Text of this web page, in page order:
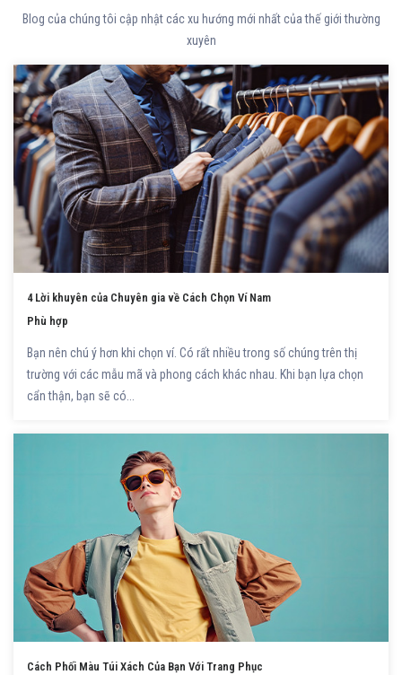
Blog của chúng tôi cập nhật các xu hướng mới nhất của thế giới thường
xuyên
4 Lời khuyên của Chuyên gia về Cách Chọn Ví Nam
Phù hợp
Bạn nên chú ý hơn khi chọn ví. Có rất nhiều trong số chúng trên thị
trường với các mẫu mã và phong cách khác nhau. Khi bạn lựa chọn
cẩn thận, bạn sẽ có...
Cách Phối Màu Túi Xách Của Bạn Với Trang Phục